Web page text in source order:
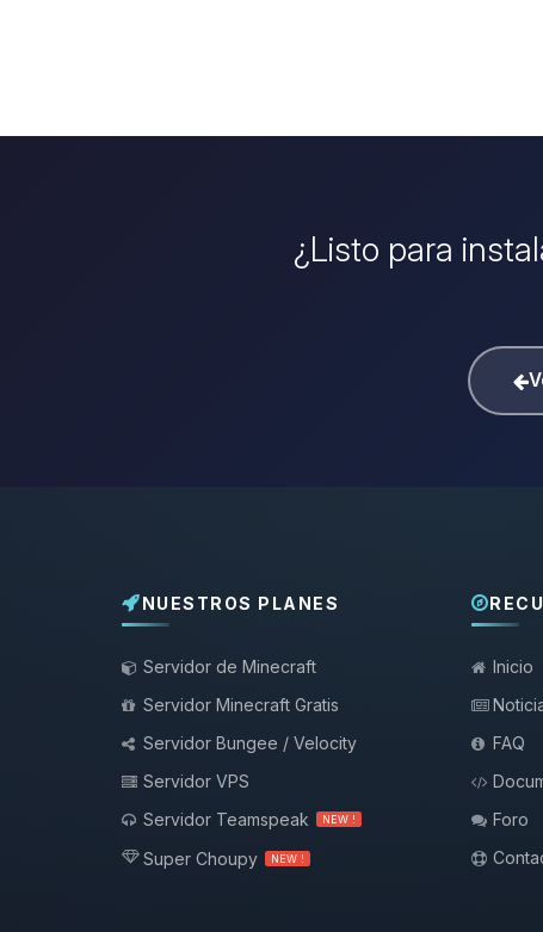
¿Listo para
NUESTROS PLANES
Servidor de Minecraft
Servidor Minecraft Gratis
Servidor Bungee / Velocity
Servidor VPS
Servidor Teamspeak
NEW !
Super Choupy NEW !
Inicio
FAQ
Foro